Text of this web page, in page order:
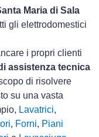
Maria di Sala
gli elettrodomestici
i propri clienti
assistenza tecnica
di risolvere
su una vasta
Lavatrici,
, Forni, Piani